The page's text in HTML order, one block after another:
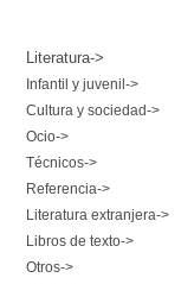
Literatura->
Infantil y juvenil->
Cultura y sociedad->
Ocio->
Técnicos->
Referencia->
Literatura extranjera->
Libros de texto->
Otros->